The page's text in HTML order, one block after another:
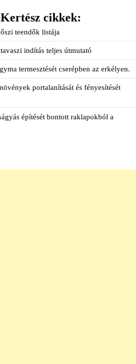
cikkek:
teendők listája
indítás teljes útmutató
termesztését cserépben az erkélyen.
portalanítását és fényesítését
építését bontott raklapokból a